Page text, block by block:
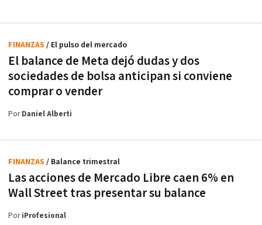
El balance de Meta dejó dudas y dos
sociedades de bolsa anticipan si conviene
comprar o vender
FINANZAS / El pulso del mercado
PorDaniel Alberti
Las acciones de Mercado Libre caen 6% en
Wall Street tras presentar su balance
FINANZAS / Balance trimestral
PoriProfesional